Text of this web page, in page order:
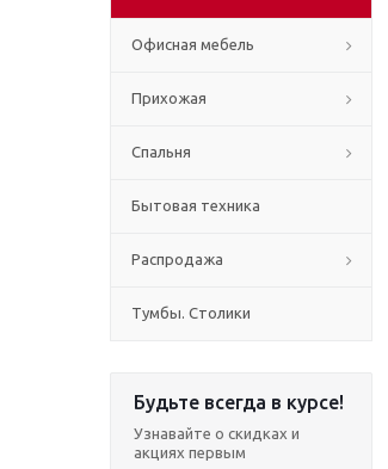
Офисная мебель
Прихожая
Спальня
Бытовая техника
Распродажа
Тумбы. Столики
Будьте всегда в курсе!
Узнавайте о скидках и
акциях первым